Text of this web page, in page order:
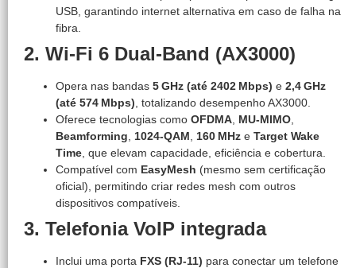
USB, garantindo internet alternativa em caso de falha na
fibra.
2. Wi‑Fi 6 Dual‑Band (AX3000)
Opera nas bandas 5 GHz (até 2402 Mbps) e 2,4 GHz
(até 574 Mbps) , totalizando desempenho AX3000.
Oferece tecnologias como OFDMA MU-MIMO
Beamforming
1024-QAM 160 MHz e Target Wake
Time , que elevam capacidade, eficiência e cobertura.
Compatível com EasyMesh (mesmo sem certificação
oficial), permitindo criar redes mesh com outros
dispositivos compatíveis.
3. Telefonia VoIP integrada
Inclui uma porta FXS (RJ‑11) para conectar um telefone